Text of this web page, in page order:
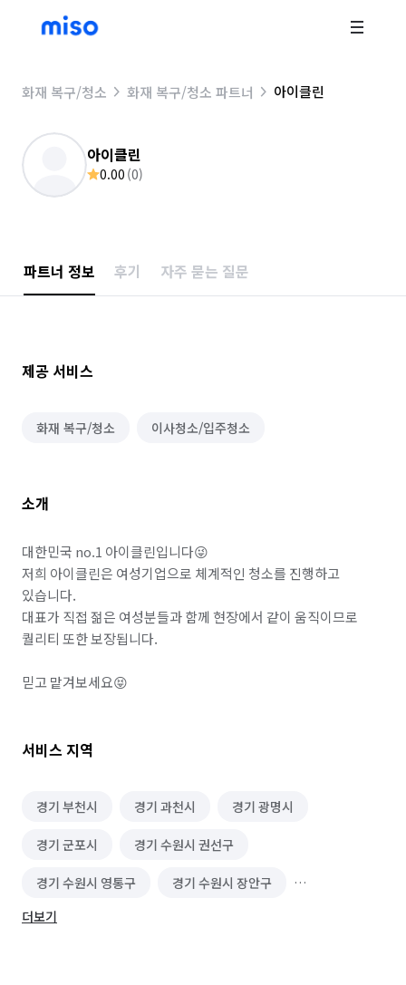
화재 복구/청소 화재 복구/청소 파트너 아이클린
아이클린
0.00 (0)
파트너 정보 후기 자주 묻는 질문
제공 서비스
화재 복구/청소 이사청소/입주청소
소개
대한민국 no.1 아이클린입니다😜
저희 아이클린은 여성기업으로 체계적인 청소를 진행하고
있습니다.
대표가 직접 젊은 여성분들과 함께 현장에서 같이 움직이므로
퀄리티 또한 보장됩니다.
믿고 맡겨보세요😝
서비스 지역
경기 부천시 경기 과천시 경기 광명시
경기 군포시 경기 수원시 권선구
경기 수원시 영통구 경기 수원시 장안구
경기 수원시 팔달구
더보기